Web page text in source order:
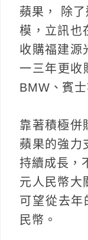
蘋果， 除
模，立訊也
收購福建源
一三年更收
BMW、賓
靠著積極併
蘋果的強力
持續成長，
元人民幣大
可望從去年
民幣。